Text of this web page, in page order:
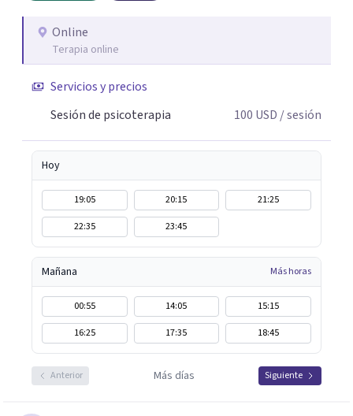
ecopsicología y el trabajo simbólico con el inconsciente,
entendiendo que cada proceso terapéutico es único y
Online
Terapia online
Servicios y precios
Sesión de psicoterapia
100 USD / sesión
Hoy
19:05 20:15
21:25
22:35
23:45
Mañana Más horas
00:55 14:05
15:15
16:25
17:35 18:45
Anterior Más días Siguiente